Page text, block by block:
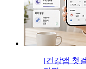
[건강앱 첫